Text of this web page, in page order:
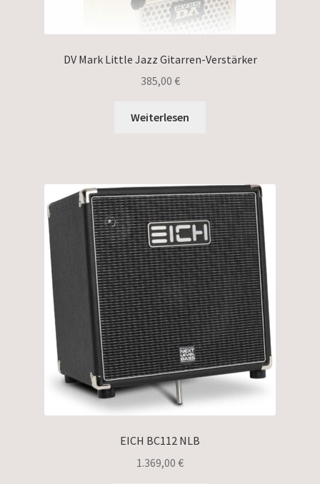
DV Mark Little Jazz Gitarren-Verstärker
385,00 €
Weiterlesen
EICH BC112 NLB
1.369,00 €